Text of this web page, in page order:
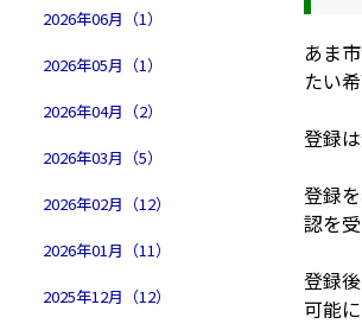
2026年06月（1）
2026年05月（1）
2026年04月（2）
2026年03月（5）
2026年02月（12）
2026年01月（11）
2025年12月（12）
あま
たい
登録
登録
認を
登録
可能